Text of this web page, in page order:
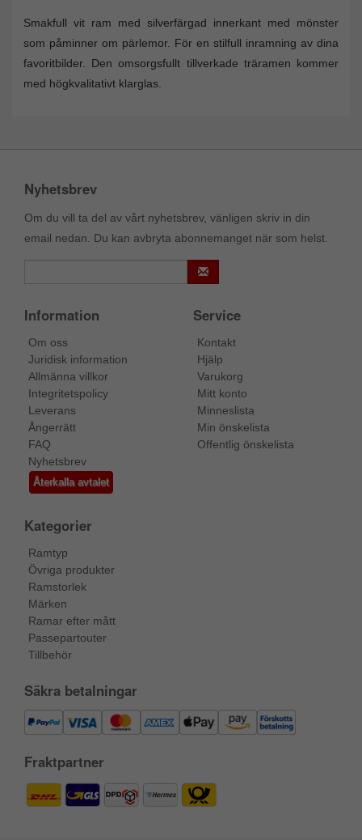
Smakfull vit ram med silverfärgad innerkant med mönster
som påminner om pärlemor. För en stilfull inramning av dina
favoritbilder. Den omsorgsfullt tillverkade träramen kommer
med högkvalitativt klarglas.
Nyhetsbrev
Om du vill ta del av vårt nyhetsbrev, vänligen skriv in din
email nedan. Du kan avbryta abonnemanget när som helst.
Information
Om oss
Juridisk information
Allmänna villkor
Integritetspolicy
Leverans
Ångerrätt
FAQ
Nyhetsbrev
Återkalla avtalet
Service
Kontakt
Hjälp
Varukorg
Mitt konto
Minneslista
Min önskelista
Offentlig önskelista
Kategorier
Ramtyp
Övriga produkter
Ramstorlek
Märken
Ramar efter mått
Passepartouter
Tillbehör
Säkra betalningar
Fraktpartner